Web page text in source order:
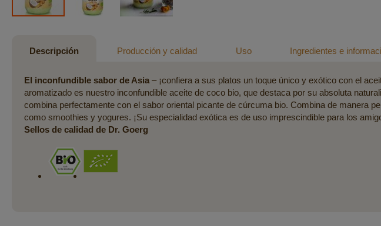
comienzo
galería
imágenes
Descripción
El inconfundible sabor de Asia – ¡confiera a sus platos un toque único y exótico con el
aromatizado es nuestro inconfundible aceite de coco bio, que destaca por su absoluta
combina perfectamente con el sabor oriental picante de cúrcuma bio. Combina de manera
como smoothies y yogures. ¡Su especialidad exótica es de uso imprescindible para los
Sellos de calidad de Dr. Goerg
Producción y calidad Uso Ingredientes e